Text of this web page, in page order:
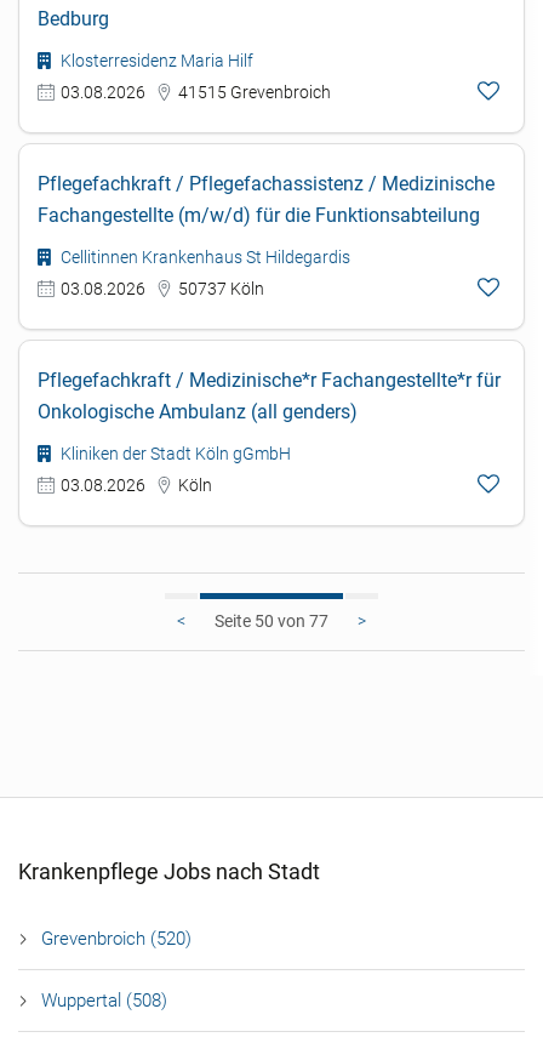
Bedburg
Klosterresidenz Maria Hilf
03.08.2026
41515 Grevenbroich
Pflegefachkraft / Pflegefachassistenz / Medizinische
Fachangestellte (m/w/d) für die Funktionsabteilung
Cellitinnen Krankenhaus St Hildegardis
03.08.2026
50737 Köln
Pflegefachkraft / Medizinische*r Fachangestellte*r für
Onkologische Ambulanz (all genders)
Kliniken der Stadt Köln gGmbH
03.08.2026
Köln
< 50 >
Krankenpflege Jobs nach Stadt
Grevenbroich (520)
Wuppertal (508)